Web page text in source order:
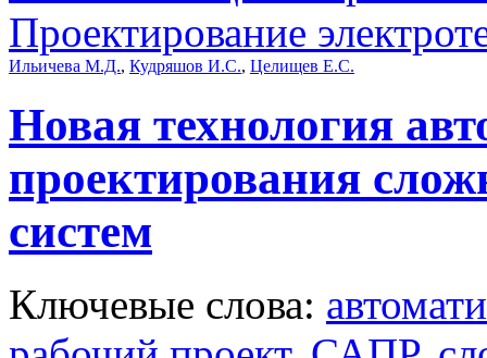
Проектирование
Ильичева М.Д., Кудряшов И.С., Целищев Е.С.
Новая технология
проектирования
систем
Ключевые слова: